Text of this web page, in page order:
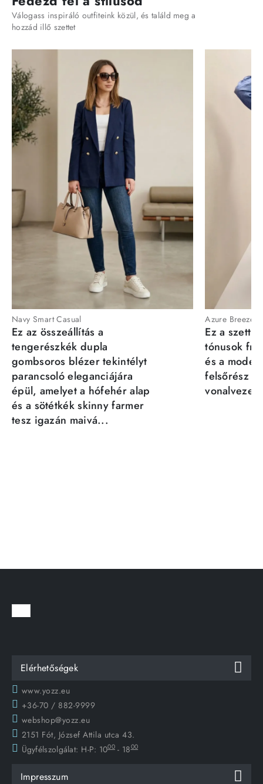
Válogass inspiráló outfiteink közül, és találd meg a
hozzád illő szettet
Navy Smart Casual
Ez az összeállítás a
tengerészkék dupla
gombsoros blézer tekintélyt
parancsoló eleganciájára
épül, amelyet a hófehér alap
és a sötétkék skinny farmer
tesz igazán maivá...
Azure Breeze
Ez a szett
tónusok
és a
felsőrész
Elérhetőségek
www.yozz.eu
+36-70 / 882-9999
webshop@yozz.eu
2151 Fót, József Attila utca 43.
Ügyfélszolgálat: H-P: 1000 - 1800
Impresszum